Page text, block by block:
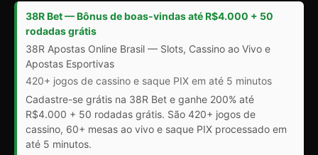
38R Bet — Bônus de boas-vindas até R$4.000 + 50
rodadas grátis
38R Apostas Online Brasil — Slots, Cassino ao Vivo e
Apostas Esportivas
420+ jogos de cassino e saque PIX em até 5 minutos
Cadastre-se grátis na 38R Bet e ganhe 200% até
R$4.000 + 50 rodadas grátis. São 420+ jogos de
cassino, 60+ mesas ao vivo e saque PIX processado em
até 5 minutos.